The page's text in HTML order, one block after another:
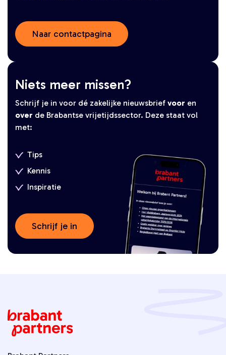
Niets meer missen?
Schrijf je in voor dé zakelijke nieuwsbrief voor en
over de Brabantse vrijetijdssector. Deze staat vol
met:
Tips
Kennis
Inspiratie
Schrijf je in
Naar contactpagina